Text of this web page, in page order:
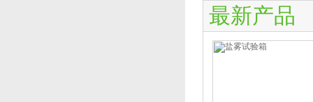
最新产品